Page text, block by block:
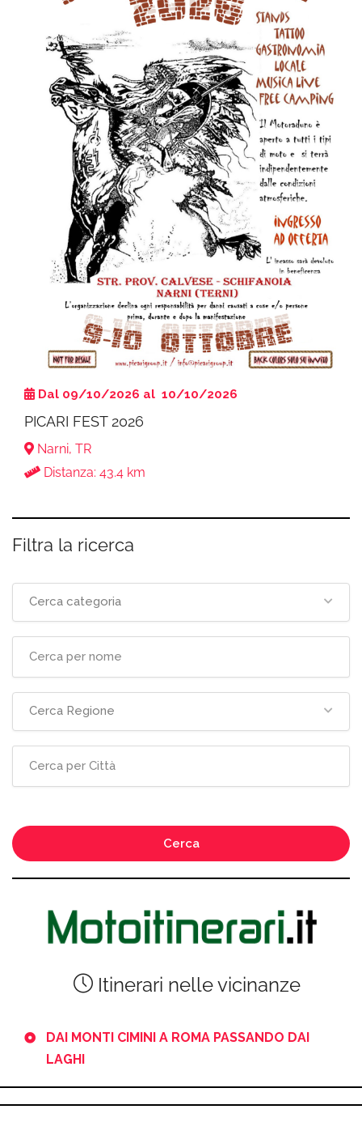
Dal 09/10/2026 al 10/10/2026
PICARI FEST 2026
Narni, TR
Distanza: 43.4 km
Filtra la ricerca
Cerca categoria
Cerca Regione
Cerca
Itinerari nelle vicinanze
DAI MONTI CIMINI A ROMA PASSANDO DAI
LAGHI